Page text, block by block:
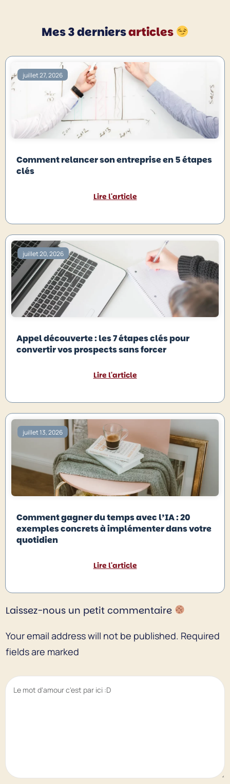
Mes 3 derniersarticles
juillet 27, 2026
Comment relancer son entreprise en 5 étapes
clés
Lire l'article
juillet 20, 2026
Appel découverte : les 7 étapes clés pour
convertir vos prospects sans forcer
Lire l'article
juillet 13, 2026
Comment gagner du temps avec l’IA : 20
exemples concrets à implémenter dans votre
quotidien
Lire l'article
Laissez-nous un petit commentaire
Your email address will not be published. Required
fields are marked